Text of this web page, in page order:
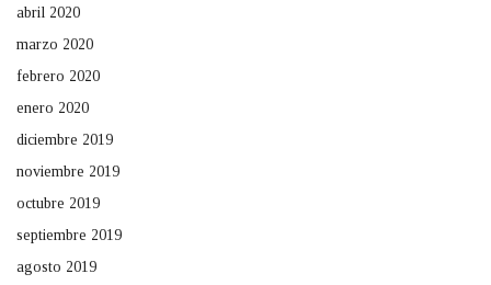
abril 2020
marzo 2020
febrero 2020
enero 2020
diciembre 2019
noviembre 2019
octubre 2019
septiembre 2019
agosto 2019